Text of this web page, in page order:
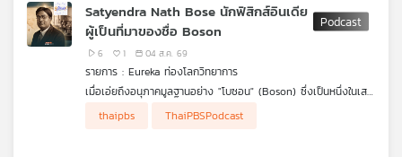
เครือ
ข่าย
Satyendra Nath Bose นักฟิสิกส์อินเดีย
ผู้เป็นที่มาของชื่อ Boson
6 1 04 ส.ค. 69
รายการ : Eureka ท่องโลกวิทยาการ
เมื่อเอ่ยถึงอนุภาคมูลฐานอย่าง "โบซอน" (Boson) ซึ่งเป็นหนึ่งในเสา
มาของชื่อนี้มาจากนักฟิสิกส์อัจฉริยะชาวอินเดียผู้พลิกหน้า
รายการ Eureka ท่องโลกวิทยาการ ในตอนนี้ ดร.บัญชา ธนบุญ
thaipbs ThaiPBSPodcast